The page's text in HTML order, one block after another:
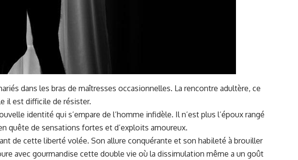
dans les bras de maîtresses occasionnelles. La rencontre adultère, ce
il est difficile de résister.
identité qui s’empare de l’homme infidèle. Il n’est plus l’époux rangé
quête de sensations fortes et d’exploits amoureux.
de cette liberté volée. Son allure conquérante et son habileté à brouiller
avec gourmandise cette double vie où la dissimulation même a un goût